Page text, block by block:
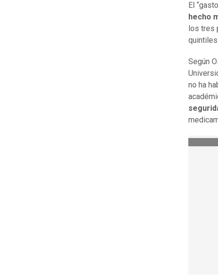
El
hecho
los tres
Según
no ha